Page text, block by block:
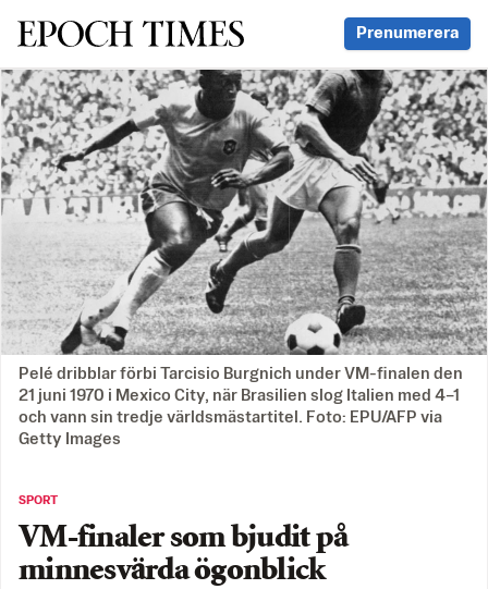
Svenska Epoch Times Prenumerera
Pelé dribblar förbi Tarcisio Burgnich under VM-finalen den
21 juni 1970 i Mexico City, när Brasilien slog Italien med 4–1
och vann sin tredje världsmästartitel. Foto: EPU/AFP via
Getty Images
SPORT
VM-finaler som bjudit på
minnesvärda ögonblick